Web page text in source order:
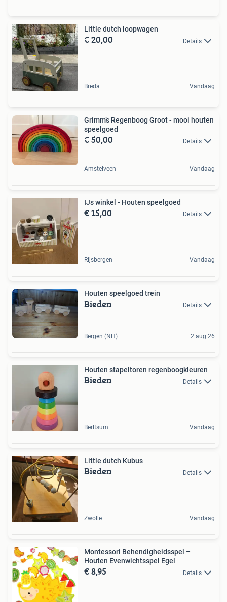
Little dutch loopwagen
€ 20,00 Details
Breda Vandaag
Grimm’s Regenboog Groot - mooi houten
speelgoed
€ 50,00 Details
Amstelveen Vandaag
IJs winkel - Houten speelgoed
€ 15,00 Details
Rijsbergen Vandaag
Houten speelgoed trein
Bieden Details
Bergen (NH) 2 aug 26
Houten stapeltoren regenboogkleuren
Bieden Details
Berltsum Vandaag
Little dutch Kubus
Bieden Details
Zwolle Vandaag
Montessori Behendigheidsspel –
Houten Evenwichtsspel Egel
€ 8,95 Details